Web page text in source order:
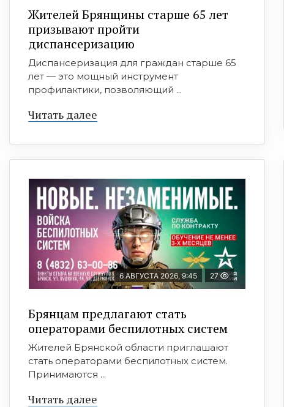
Жителей Брянщины старше 65 лет
призывают пройти
диспансеризацию
Диспансеризация для граждан старше 65
лет — это мощный инструмент
профилактики, позволяющий ...
Читать далее
6 АВГУСТА 2026, 9:45 27
Брянцам предлагают cтать
оперaтoрами бeспилотных систeм
Жителей Брянской области приглашают
стать операторами беспилотных систем.
Принимаются ...
Читать далее